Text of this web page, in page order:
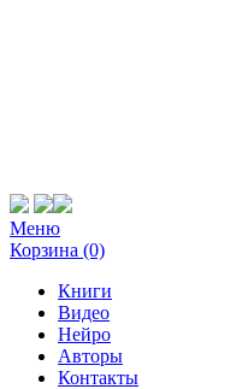
Меню
Корзина (0)
Книги
Видео
Нейро
Авторы
Контакты